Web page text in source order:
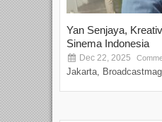
Yan Senjaya,
Sinema Indonesia
Dec 22, 2025
Jakarta,